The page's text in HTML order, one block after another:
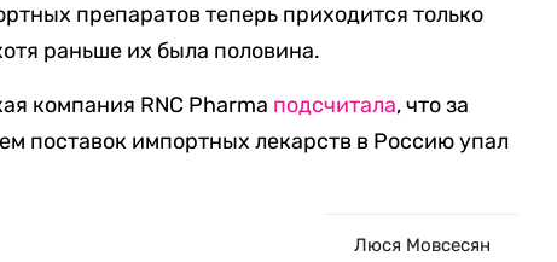
препаратов теперь приходится только
раньше их была половина.
компания RNC Pharma подсчитала, что за
поставок импортных лекарств в Россию упал
Люся Мовсесян